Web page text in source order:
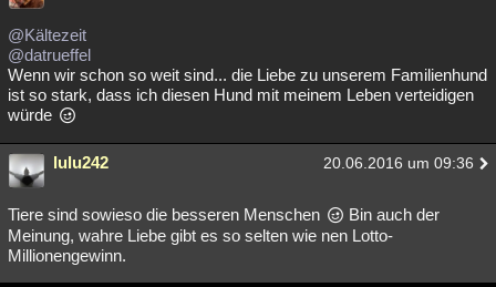
@Kältezeit
@datrueffel
Wenn wir schon so weit sind... die Liebe zu unserem Familienhund
ist so stark, dass ich diesen Hund mit meinem Leben verteidigen
würde
lulu242 20.06.2016 um 09:36
Tiere sind sowieso die besseren Menschen
Bin auch der
Meinung, wahre Liebe gibt es so selten wie nen Lotto-
Millionengewinn.